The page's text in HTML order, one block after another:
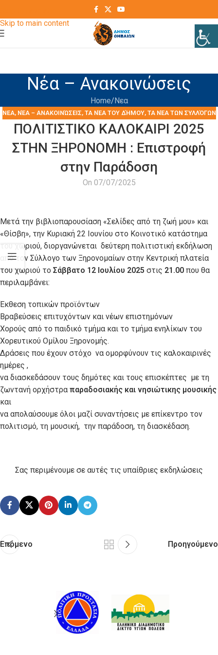
Skip to main content
Νέα – Ανακοινώσεις
Home Νεα
ΝΕΑ, ΝΈΑ – ΑΝΑΚΟΙΝΏΣΕΙΣ, ΤΑ ΝΈΑ ΤΟΥ ΔΉΜΟΥ, ΤΑ ΝΈΑ ΤΩΝ ΣΥΛΛΌΓΩΝ
ΠΟΛΙΤΙΣΤΙΚΟ ΚΑΛΟΚΑΙΡΙ 2025
ΣΤΗΝ ΞΗΡΟΝΟΜΗ : Επιστροφή
στην Παράδοση
On 07/07/2025
Μετά την βιβλιοπαρουσίαση «Σελίδες από τη ζωή μου» και
«Θίσβη», την Κυριακή 22 Ιουνίου στο Κοινοτικό κατάστημα
του χωριού, διοργανώνεται δεύτερη πολιτιστική εκδήλωση
από τον Σύλλογο των Ξηρονομαίων στην Κεντρική πλατεία
του χωριού το Σάββατο 12 Ιουλίου 2025 στις 21.00 που θα
περιλαμβάνει:
Έκθεση τοπικών προϊόντων
Βραβεύσεις επιτυχόντων και νέων επιστημόνων
Χορούς από το παιδικό τμήμα και το τμήμα ενηλίκων του
Χορευτικού Ομίλου Ξηρονομής.
Δράσεις που έχουν στόχο να ομορφύνουν τις καλοκαιρινές
ημέρες ,
να διασκεδάσουν τους δημότες και τους επισκέπτες με τη
ζωντανή ορχήστρα παραδοσιακής και νησιώτικης μουσικής
και
να απολαύσουμε όλοι μαζί συναντήσεις με επίκεντρο τον
πολιτισμό, τη μουσική, την παράδοση, τη διασκέδαση.
Σας περιμένουμε σε αυτές τις υπαίθριες εκδηλώσεις
Επόμενο Προηγούμενο